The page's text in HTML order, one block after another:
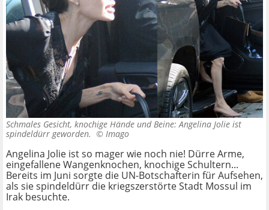
Schmales Gesicht, knochige Hände und Beine: Angelina Jolie ist
spindeldürr geworden. © Imago
Angelina Jolie ist so mager wie noch nie! Dürre Arme,
eingefallene Wangenknochen, knochige Schultern...
Bereits im Juni sorgte die UN-Botschafterin für Aufsehen,
als sie spindeldürr die kriegszerstörte Stadt Mossul im
Irak besuchte.